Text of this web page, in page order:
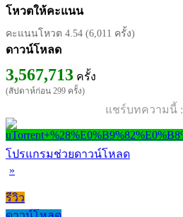
โหวตให้คะแนน
คะแนนโหวต 4.54 (6,011 ครั้ง)
ดาวน์โหลด
3,567,713 ครั้ง
(สัปดาห์ก่อน 299 ครั้ง)
แชร์บทความนี้ :
โปรแกรมช่วยดาวน์โหลด
»
รีวิว